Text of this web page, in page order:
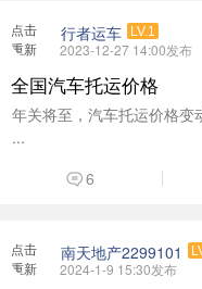
点击
重新
行者运车 LV.1
2023-12-27 14:00发布
全国汽车托运价格
年关将至，汽车托运价格变
...
6
点击
重新
南天地产2299101
2024-1-9 15:30发布